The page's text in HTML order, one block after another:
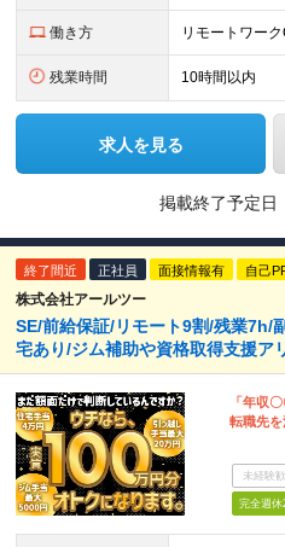
働き方 リモートワー
残業時間 10時間以内
求人を見る
掲載終了予定日
終了間近 正社員 面接情報有 自己
株式会社アールツー
SE/前給保証/リモート9割/残業7h/
宅あり/ジム補助や資格取得支援ア
「年収
転職先
未経験
完全週休